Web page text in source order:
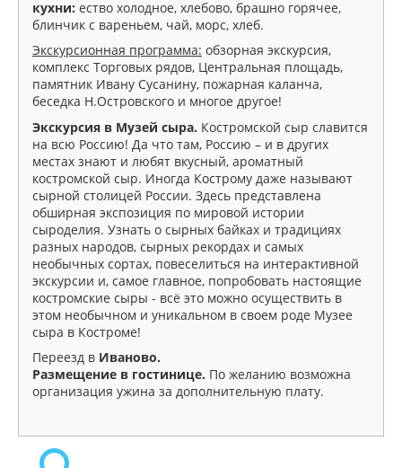
кухни: ество холодное, хлебово, брашно горячее,
блинчик с вареньем, чай, морс, хлеб.
Экскурсионная программа: обзорная экскурсия,
комплекс Торговых рядов, Центральная площадь,
памятник Ивану Сусанину, пожарная каланча,
беседка Н.Островского и многое другое!
Экскурсия в Музей сыра. Костромской сыр славится
на всю Россию! Да что там, Россию – и в других
местах знают и любят вкусный, ароматный
костромской сыр. Иногда Кострому даже называют
сырной столицей России. Здесь представлена
обширная экспозиция по мировой истории
сыроделия. Узнать о сырных байках и традициях
разных народов, сырных рекордах и самых
необычных сортах, повеселиться на интерактивной
экскурсии и, самое главное, попробовать настоящие
костромские сыры - всё это можно осуществить в
этом необычном и уникальном в своем роде Музее
сыра в Костроме!
Переезд в Иваново.
Размещение в гостинице. По желанию возможна
организация ужина за дополнительную плату.